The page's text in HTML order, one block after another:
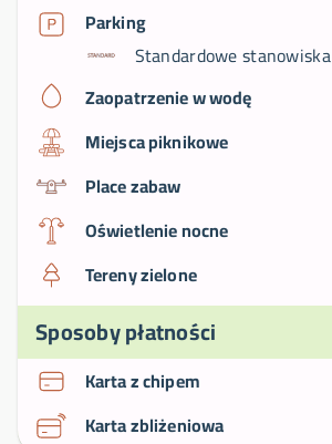
Parking
Standardowe stanowiska
Zaopatrzenie w wodę
Miejsca piknikowe
Place zabaw
Oświetlenie nocne
Tereny zielone
Sposoby płatności
Karta z chipem
Karta zbliżeniowa